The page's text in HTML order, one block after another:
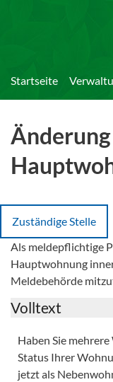
Startseite
Zuständige Stelle
Als meldepflichtige
Hauptwohnung
Meldebehörde
Volltext
Haben Sie
Status Ihrer
jetzt als